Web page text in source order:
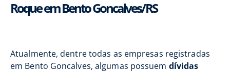
Roque em Bento Goncalves/RS
Atualmente, dentre todas as empresas registradas
em Bento Goncalves, algumas possuem dívidas